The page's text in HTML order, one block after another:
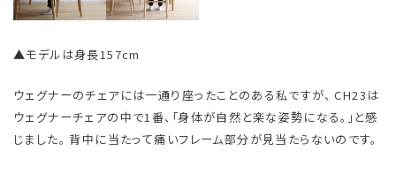
▲モデルは身長157cm
ウェグナーのチェアには一通り座ったことのある私ですが、 CH23は
ウェグナーチェアの中で1番、「身体が自然と楽な姿勢になる。」と感
じました。 背中に当たって痛いフレーム部分が見当たらないのです。